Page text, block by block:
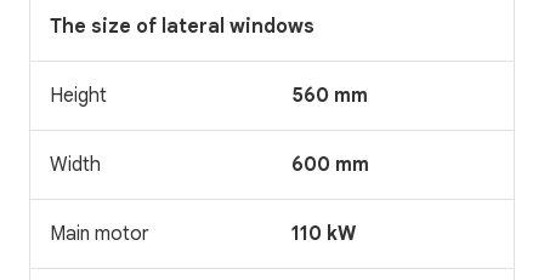
The size of lateral windows
Height 560 mm
Width 600 mm
Main motor 110 kW